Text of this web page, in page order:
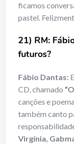
ficamos
pastel.
21) RM:
futuros?
Fábio Dantas:
CD, chamado
canções e
também canto
Virgínia,